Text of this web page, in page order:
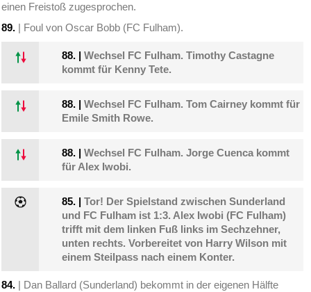
einen Freistoß zugesprochen.
89. | Foul von Oscar Bobb (FC Fulham).
88. |Wechsel FC Fulham. Timothy Castagne
kommt für Kenny Tete.
88. |Wechsel FC Fulham. Tom Cairney kommt für
Emile Smith Rowe.
88. |Wechsel FC Fulham. Jorge Cuenca kommt
für Alex Iwobi.
85. |Tor! Der Spielstand zwischen Sunderland
und FC Fulham ist 1:3. Alex Iwobi (FC Fulham)
trifft mit dem linken Fuß links im Sechzehner,
unten rechts. Vorbereitet von Harry Wilson mit
einem Steilpass nach einem Konter.
84. | Dan Ballard (Sunderland) bekommt in der eigenen Hälfte